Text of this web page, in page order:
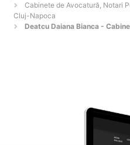
Cabinete de Avocatură, Notari
Cluj-Napoca
Deatcu Daiana Bianca -